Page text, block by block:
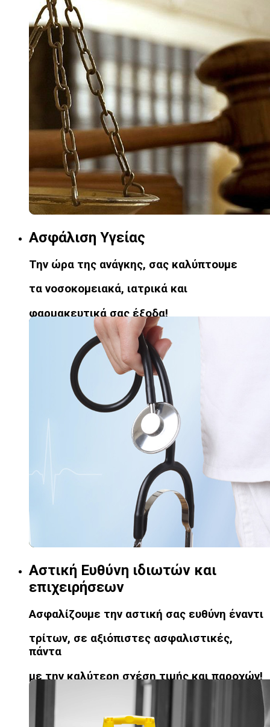
Ασφάλιση Υγείας
Την ώρα της ανάγκης, σας καλύπτουμε
τα νοσοκομειακά, ιατρικά και
φαρμακευτικά σας έξοδα!
Αστική Ευθύνη ιδιωτών και
επιχειρήσεων
Ασφαλίζουμε την αστική σας ευθύνη έναντι
τρίτων, σε αξιόπιστες ασφαλιστικές,
πάντα
με την καλύτερη σχέση τιμής και παροχών!